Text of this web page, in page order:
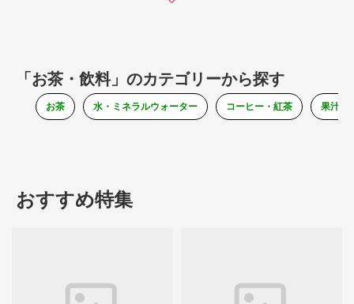
「お茶・飲料」のカテゴリーから探す
お茶 水・ミネラルウォーター コーヒー・紅茶 果汁・
おすすめ特集